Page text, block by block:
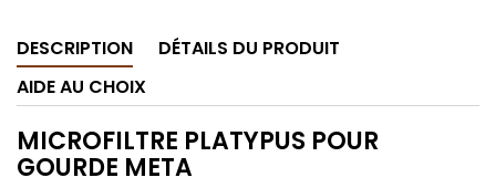
DESCRIPTION
DÉTAILS DU PRODUIT
AIDE AU CHOIX
MICROFILTRE PLATYPUS POUR
GOURDE META